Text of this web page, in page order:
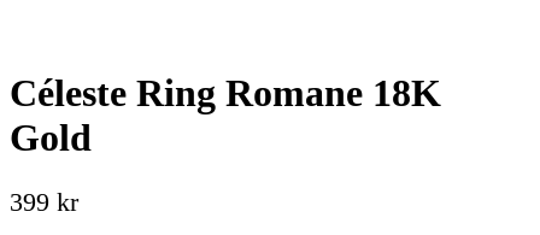
Céleste Ring Romane 18K
Gold
399 kr